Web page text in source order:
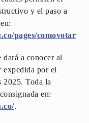
y el paso a
pages/comovotar
a conocer al
expedida por el
2025. Toda la
en:
.